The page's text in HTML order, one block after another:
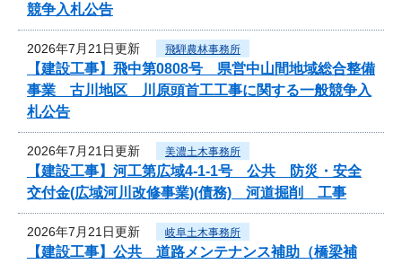
競争入札公告
2026年7月21日更新 飛騨農林事務所
【建設工事】飛中第0808号 県営中山間地域総合整備
事業 古川地区 川原頭首工工事に関する一般競争入
札公告
2026年7月21日更新 美濃土木事務所
【建設工事】河工第広域4-1-1号 公共 防災・安全
交付金(広域河川改修事業)(債務) 河道掘削 工事
2026年7月21日更新 岐阜土木事務所
【建設工事】公共 道路メンテナンス補助（橋梁補